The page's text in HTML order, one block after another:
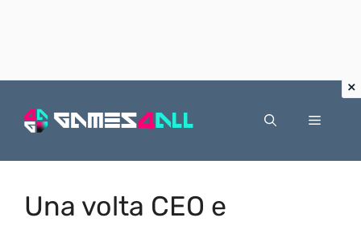
Menu
Una volta CEO e